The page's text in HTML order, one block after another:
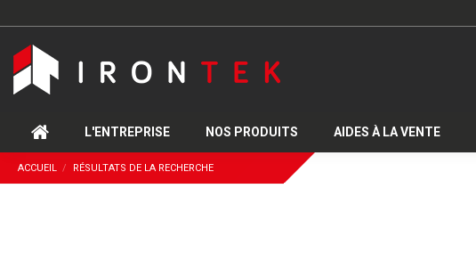
L'ENTREPRISE NOS PRODUITS AIDES À LA VENTE
ACCUEIL RÉSULTATS DE LA RECHERCHE